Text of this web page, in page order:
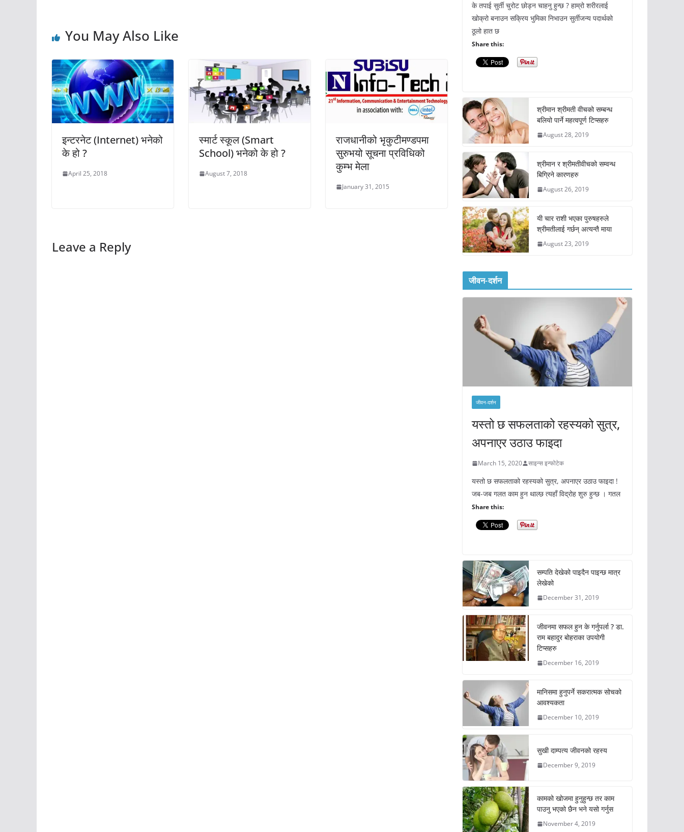
You May Also Like
इन्टरनेट (Internet) भनेको
के हो ?
April 25, 2018
स्मार्ट स्कूल (Smart
School) भनेको के हो ?
August 7, 2018
राजधानीको भृकुटीमण्डपमा
सुरुभयो सूचना प्रविधिको
कुम्भ मेला
January 31, 2015
Leave a Reply
के तपाई सुर्ती चुरोट छोड्न चाहनु हुन्छ ? हाम्रो शरीरलाई
खोक्रो बनाउन सक्रिय भुमिका निभाउन सुर्तीजन्य पदार्थको
ठूलो हात छ
Share this:
श्रीमान श्रीमती वीचको सम्बन्ध
बलियो पार्ने महत्वपूर्ण टिप्सहरु
August 28, 2019
श्रीमान र श्रीमतीवीचको सम्वन्ध
बिग्रिने कारणहरु
August 26, 2019
यी चार राशी भएका पुरुषहरुले
श्रीमतीलाई गर्छन् अत्यन्तै माया
August 23, 2019
जीवन-दर्शन
जीवन-दर्शन
यस्तो छ सफलताको रहस्यको सुत्र,
अपनाएर उठाउ फाइदा
March 15, 2020 साइन्स इन्फोटेक
यस्तो छ सफलताको रहस्यको सुत्र, अपनाएर उठाउ फाइदा !
जब-जब गलत काम हुन थाल्छ त्यहाँ विद्रोह शुरु हुन्छ । गतल
Share this:
सम्पति देखेको पाइदैन पाइन्छ मात्र
लेखेको
December 31, 2019
जीवनमा सफल हुन के गर्नुपर्ला ? डा.
राम बहादुर बोहराका उपयोगी
टिप्सहरु
December 16, 2019
मानिसमा हुनुपर्ने सकरात्मक सोचको
आवश्यकता
December 10, 2019
सुखी दाम्पत्य जीवनको रहस्य
December 9, 2019
कामको खोजमा हुनुहुन्छ तर काम
पाउनु भएको छैन भने यसो गर्नुस
November 4, 2019